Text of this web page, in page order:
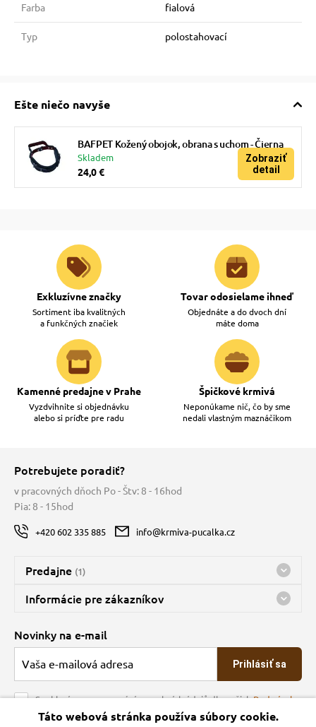
Farba fialová
Typ polostahovací
Ešte niečo navyše
BAFPET Kožený obojok, obrana s uchom - Čierna
Skladem
24,0 €
Zobraziť
detail
Exkluzívne značky
Sortiment iba kvalitných
a funkčných značiek
Tovar odosielame ihneď
Objednáte a do dvoch dní
máte doma
Kamenné predajne v Prahe
Vyzdvihnite si objednávku
alebo si príďte pre radu
Špičkové krmivá
Neponúkame nič, čo by sme
nedali vlastným maznáčikom
Potrebujete poradiť?
v pracovných dňoch Po - Štv: 8 - 16hod
Pia: 8 - 15hod
+420 602 335 885 info@krmiva-pucalka.cz
Predajne (1)
Predajňa a sklad Kbely
Bohužiaľ, momentálne máme zatvorené
Informácie pre zákazníkov
O spoločnosti
Veľkoobchod
Obchodné podmienky
Kontakt
Novinky na e-mail
Prihlásiť sa
Souhlasím se zpracováním osobních údajů dle našichPodmínek
ochrany osobních údajů
Táto webová stránka používa súbory cookie.